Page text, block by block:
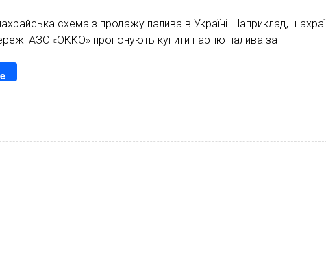
схема з продажу палива в Україні. Наприклад, шахраї
АЗС «ОККО» пропонують купити партію палива за